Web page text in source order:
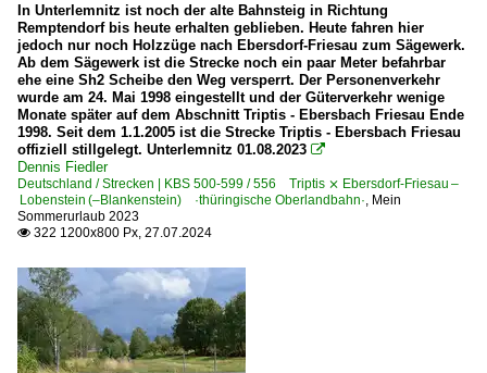
In Unterlemnitz ist noch der alte Bahnsteig in Richtung
Remptendorf bis heute erhalten geblieben. Heute fahren hier
jedoch nur noch Holzzüge nach Ebersdorf-Friesau zum Sägewerk.
Ab dem Sägewerk ist die Strecke noch ein paar Meter befahrbar
ehe eine Sh2 Scheibe den Weg versperrt. Der Personenverkehr
wurde am 24. Mai 1998 eingestellt und der Güterverkehr wenige
Monate später auf dem Abschnitt Triptis - Ebersbach Friesau Ende
1998. Seit dem 1.1.2005 ist die Strecke Triptis - Ebersbach Friesau
offiziell stillgelegt. Unterlemnitz 01.08.2023 
Dennis Fiedler
Deutschland / Strecken | KBS 500-599 / 556 Triptis ⨯ Ebersdorf-Friesau –
Lobenstein (–Blankenstein) ·thüringische Oberlandbahn·, Mein
Sommerurlaub 2023
 322 1200x800 Px, 27.07.2024